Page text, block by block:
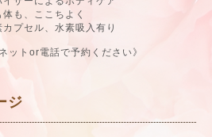
体も、ここちよく
プセル、水素吸入有り
ットor電話で予約ください》
ジ